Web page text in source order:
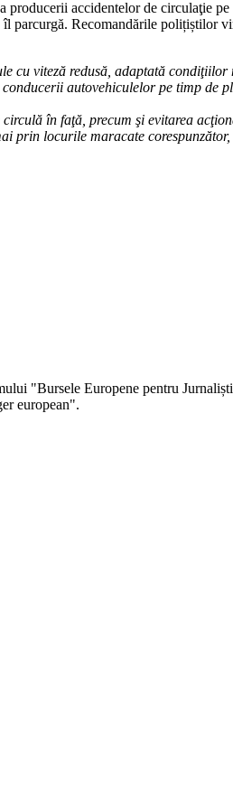
producerii accidentelor de
îl parcurgă. Recomandările
viteză redusă, adaptată
autovehiculelor pe timp
în faţă, precum şi evitarea
prin locurile maracate
"Bursele Europene pentru
european".